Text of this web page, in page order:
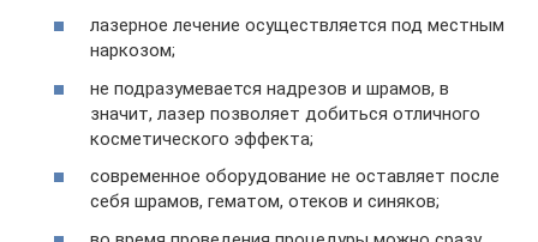
лазерное лечение осуществляется под местным
наркозом;
не подразумевается надрезов и шрамов, в
значит, лазер позволяет добиться отличного
косметического эффекта;
современное оборудование не оставляет после
себя шрамов, гематом, отеков и синяков;